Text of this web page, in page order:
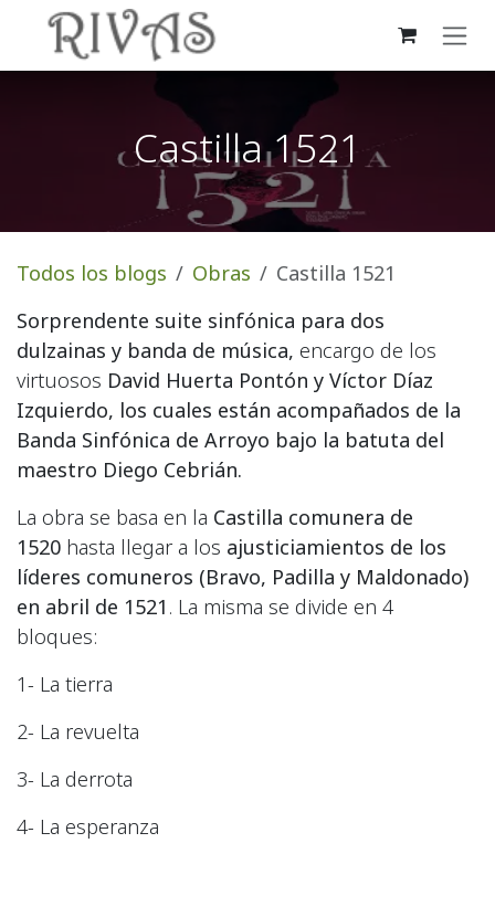
Ir al contenido
Castilla 1521
Todos los blogs Obras
Castilla 1521
Sorprendente suite sinfónica para dos
dulzainas y banda de música, encargo de los
virtuosos David Huerta Pontón y Víctor Díaz
Izquierdo, los cuales están acompañados de la
Banda Sinfónica de Arroyo bajo la batuta del
maestro Diego Cebrián.
La obra se basa en la Castilla comunera de
1520 hasta llegar a los ajusticiamientos de los
líderes comuneros (Bravo, Padilla y Maldonado)
en abril de 1521 . La misma se divide en 4
bloques:
1- La tierra
2- La revuelta
3- La derrota
4- La esperanza